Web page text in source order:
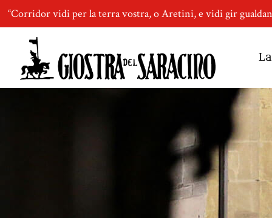
“Corridor vidi per la terra vostra, o Aretini, e vidi gir